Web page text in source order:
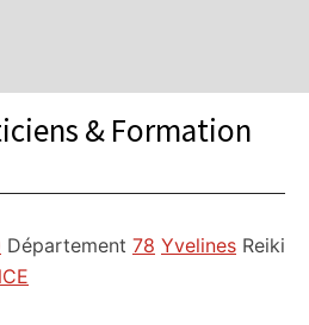
& Formation
Département 78 Yvelines Reiki